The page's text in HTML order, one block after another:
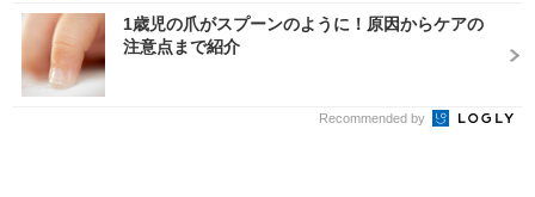
1歳児の爪がスプーンのように！原因からケアの
注意点まで紹介
Recommended by